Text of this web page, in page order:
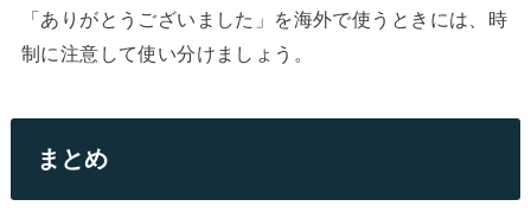
「ありがとうございました」を海外で使うときには、時
制に注意して使い分けましょう。
まとめ